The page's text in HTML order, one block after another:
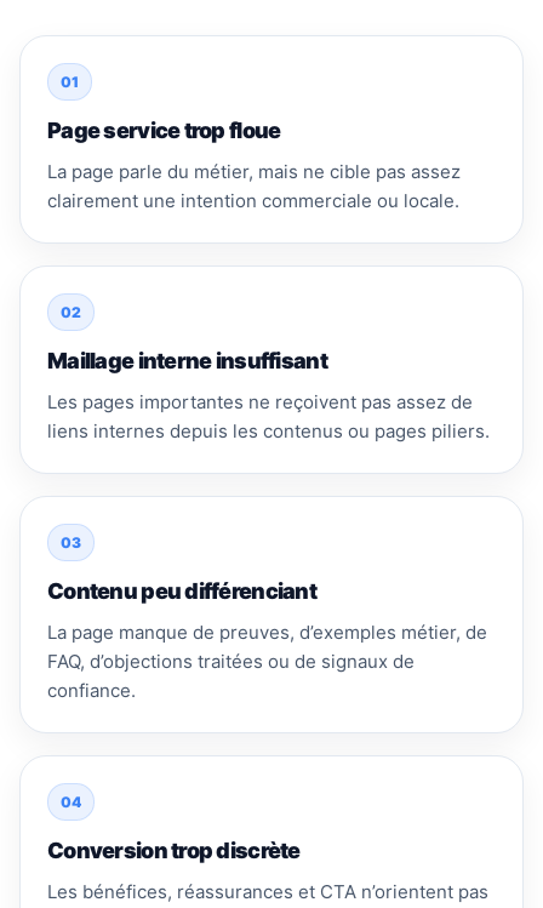
01
Page service trop floue
La page parle du métier, mais ne cible pas assez
clairement une intention commerciale ou locale.
02
Maillage interne insuffisant
Les pages importantes ne reçoivent pas assez de
liens internes depuis les contenus ou pages piliers.
03
Contenu peu différenciant
La page manque de preuves, d’exemples métier, de
FAQ, d’objections traitées ou de signaux de
confiance.
04
Conversion trop discrète
Les bénéfices, réassurances et CTA n’orientent pas